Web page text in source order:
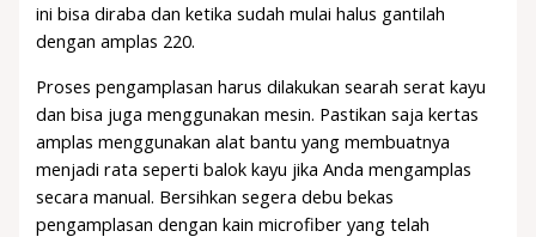
ini bisa diraba dan ketika sudah mulai halus gantilah
dengan amplas 220.
Proses pengamplasan harus dilakukan searah serat kayu
dan bisa juga menggunakan mesin. Pastikan saja kertas
amplas menggunakan alat bantu yang membuatnya
menjadi rata seperti balok kayu jika Anda mengamplas
secara manual. Bersihkan segera debu bekas
pengamplasan dengan kain microfiber yang telah